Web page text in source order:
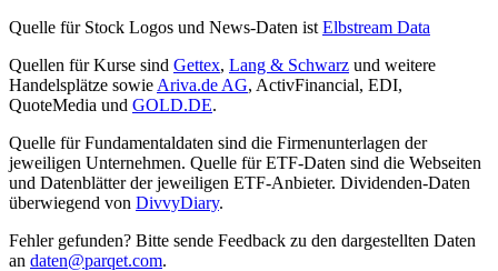
Quelle für Stock Logos und News-Daten ist Elbstream Data
Quellen für Kurse sind Gettex, Lang & Schwarz und weitere
Handelsplätze sowie Ariva.de AG, ActivFinancial, EDI,
QuoteMedia und GOLD.DE.
Quelle für Fundamentaldaten sind die Firmenunterlagen der
jeweiligen Unternehmen. Quelle für ETF-Daten sind die Webseiten
und Datenblätter der jeweiligen ETF-Anbieter. Dividenden-Daten
überwiegend von DivvyDiary.
Fehler gefunden? Bitte sende Feedback zu den dargestellten Daten
an daten@parqet.com.